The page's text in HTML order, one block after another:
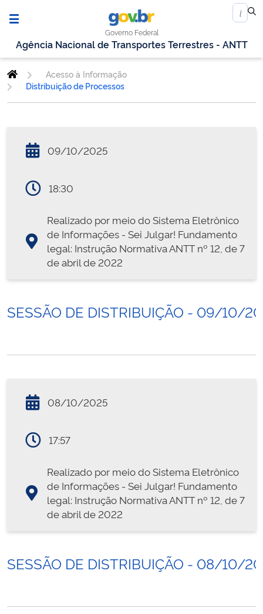
Governo Federal
Agência Nacional de Transportes Terrestres - ANTT
Acesso à Informação
Distribuição de Processos
09/10/2025
18:30
Realizado por meio do Sistema Eletrônico
de Informações - Sei Julgar! Fundamento
legal: Instrução Normativa ANTT nº 12, de 7
de abril de 2022
SESSÃO DE DISTRIBUIÇÃO - 09/10/
08/10/2025
17:57
Realizado por meio do Sistema Eletrônico
de Informações - Sei Julgar! Fundamento
legal: Instrução Normativa ANTT nº 12, de 7
de abril de 2022
SESSÃO DE DISTRIBUIÇÃO - 08/10/